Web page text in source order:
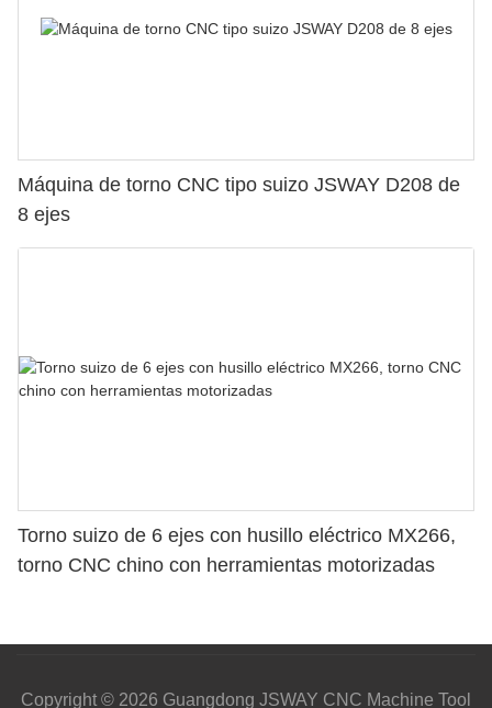
Máquina de torno CNC tipo suizo JSWAY D208 de
8 ejes
Torno suizo de 6 ejes con husillo eléctrico MX266,
torno CNC chino con herramientas motorizadas
Copyright © 2026 Guangdong JSWAY CNC Machine Tool